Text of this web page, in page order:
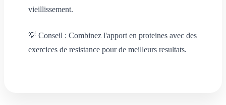
vieillissement.
💡 Conseil : Combinez l'apport en proteines avec des
exercices de resistance pour de meilleurs resultats.